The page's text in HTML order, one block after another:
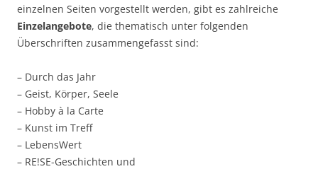
einzelnen Seiten vorgestellt werden, gibt es zahlreiche
Einzelangebote, die thematisch unter folgenden
Überschriften zusammengefasst sind:
– Durch das Jahr
– Geist, Körper, Seele
– Hobby à la Carte
– Kunst im Treff
– LebensWert
– RE!SE-Geschichten und